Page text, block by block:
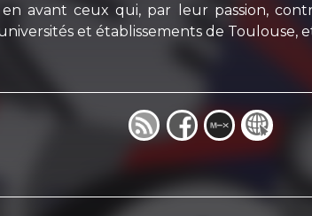
avant ceux qui, par leur passion,
et établissements de Toulouse,